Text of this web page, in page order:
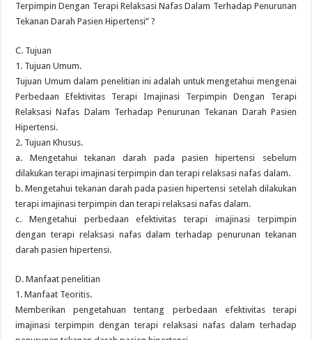
Terpimpin Dengan Terapi Relaksasi Nafas Dalam Terhadap Penurunan
Tekanan Darah Pasien Hipertensi” ?
C. Tujuan
1. Tujuan Umum.
Tujuan Umum dalam penelitian ini adalah untuk mengetahui mengenai
Perbedaan Efektivitas Terapi Imajinasi Terpimpin Dengan Terapi
Relaksasi Nafas Dalam Terhadap Penurunan Tekanan Darah Pasien
Hipertensi.
2. Tujuan Khusus.
a. Mengetahui tekanan darah pada pasien hipertensi sebelum
dilakukan terapi imajinasi terpimpin dan terapi relaksasi nafas dalam.
b. Mengetahui tekanan darah pada pasien hipertensi setelah dilakukan
terapi imajinasi terpimpin dan terapi relaksasi nafas dalam.
c. Mengetahui perbedaan efektivitas terapi imajinasi terpimpin
dengan terapi relaksasi nafas dalam terhadap penurunan tekanan
darah pasien hipertensi.
D. Manfaat penelitian
1. Manfaat Teoritis.
Memberikan pengetahuan tentang perbedaan efektivitas terapi
imajinasi terpimpin dengan terapi relaksasi nafas dalam terhadap